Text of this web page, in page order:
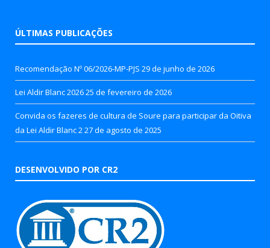
ÚLTIMAS PUBLICAÇÕES
Recomendação Nº 06/2026-MP-PJS 29 de junho de 2026
Lei Aldir Blanc 202625 de fevereiro de 2026
Convida os fazeres de cultura de Soure para participar da Oitiva
da Lei Aldir Blanc 2 27 de agosto de 2025
DESENVOLVIDO POR CR2